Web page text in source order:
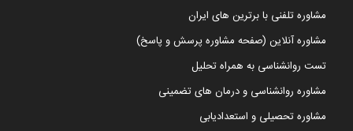
مشاوره تلفنی با برترین های ایران
مشاوره آنلاین (صفحه مشاوره پرسش و پاسخ)
تست روانشناسی به همراه تحلیل
مشاوره روانشناسی و درمان های تضمینی
مشاوره تحصیلی و استعدادیابی